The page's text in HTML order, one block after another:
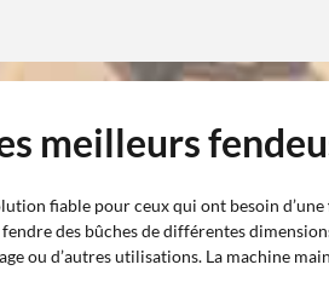
meilleurs
fiable pour ceux qui ont besoin d’une
des bûches de différentes
ou d’autres utilisations. La machine